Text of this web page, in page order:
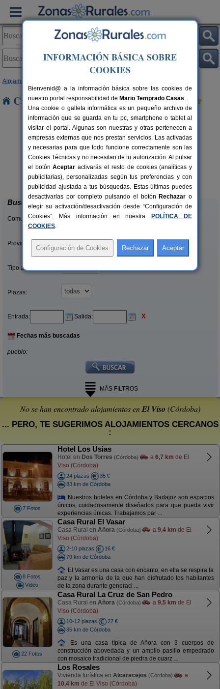
Alojamientos
Casas Rurales cerca de El Viso
4 pers.
desde30 €
Casa El Viso
Rute (Córdoba)
Buscar
Comunidades:
Provincias/Islas:
Tipo alquiler:
Plazas:
Entrada: Salida: X
Fechas más buscadas
pueblo:
MÁS FILTROS
No se han encontrado alojamientos enEl Viso (Córdoba)
... PERO, TE SUGERIMOS ALOJAMIENTOS CERCANOS
:
7 Fotos
Hotel Los Usias
Hotel en Dos Torres (Córdoba) a 6,7 km de El
Viso (Córdoba)
24 plazas
35 €
83 km de Córdoba
Nuestros hoteles en Córdoba y Badajoz son espacios
únicos, cuidadosamente diseñados para que pueda vivir
experiencias únicas. Trabajamos par ...
8 Fotos
Video
Casa Rural El Vasar
Casa Rural en Añora (Córdoba) a 9,4 km de El
Viso (Córdoba)
2-10 plazas
16 €
79 km de Córdoba
El Vasar es una casa con encanto, en ella se respira la
paz y la armonía de la que han disfrutado los habitantes
de la zona durante generaci ...
22 Fotos
Casa Rural La Cruz de San Pedro
Casa Rural en Añora (Córdoba) a 9,5 km de El
Viso (Córdoba)
10-12 plazas
27 €
85 km de Córdoba
Es una casa típica de Añora con 3 cuerpos de
construcción abovedada y un amplio pasillo empedrado
con mosaico tradicional de piedra de cuarz ...
Los Rosales
Vivienda turística en Alcaracejos (Córdoba)
a
10,4 km de El Viso (Córdoba)
INFORMACIÓN BÁSICA SOBRE
COOKIES
Bienvenid@ a la información básica sobre las cookies de
nuestro portal responsabilidad de Mario Temprado Casas.
Una cookie o galleta informática es un pequeño archivo de
información que se guarda en tu pc, smartphone o tablet al
visitar el portal. Algunas son nuestras y otras pertenecen a
empresas externas que nos prestan servicios. Las activadas
y necesarias para que todo funcione correctamente son las
Cookies Técnicas y no necesitan de tu autorización. Al pulsar
el botónAceptar activarás el resto de cookies (analíticas y
publicitarias), personalizadas según tus preferencias y con
publicidad ajustada a tus búsquedas. Estas últimas puedes
desactivarlas por completo pulsando el botón Rechazar o
elegir su activación/desactivación desde “Configuración de
Cookies”. Más información en nuestra
POLÍTICA DE
COOKIES.